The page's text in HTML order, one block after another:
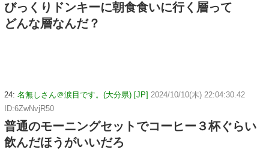
びっくりドンキーに朝食食いに行く層って
どんな層なんだ？
24: 名無しさん＠涙目です。(大分県) [JP] 2024/10/10(木) 22:04:30.42
ID:6ZwNvjR50
普通のモーニングセットでコーヒー３杯ぐらい
飲んだほうがいいだろ